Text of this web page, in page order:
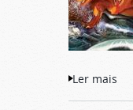
Ler mais